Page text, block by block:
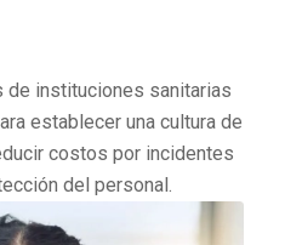
de instituciones sanitarias
establecer una cultura de
costos por incidentes
del personal.